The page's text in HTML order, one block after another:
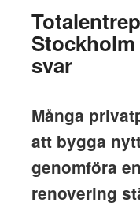
svar
Många
att bygga
genomföra
renovering